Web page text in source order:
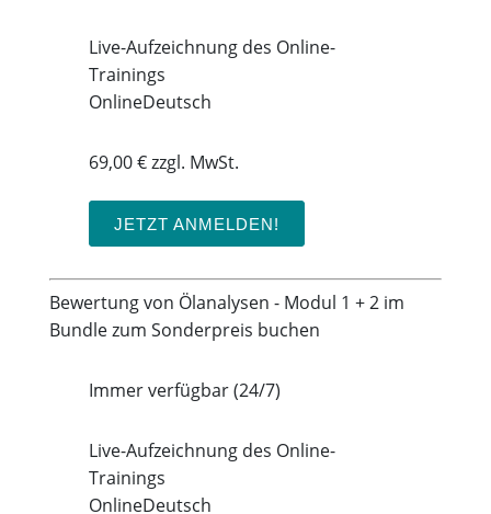
Live-Aufzeichnung des Online-
Trainings
OnlineDeutsch
69,00 € zzgl. MwSt.
JETZT ANMELDEN!
Bewertung von Ölanalysen - Modul 1 + 2 im
Bundle zum Sonderpreis buchen
Immer verfügbar (24/7)
Live-Aufzeichnung des Online-
Trainings
OnlineDeutsch